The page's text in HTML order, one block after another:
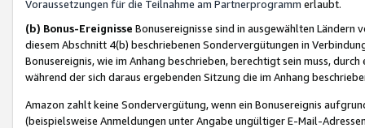
Voraussetzungen für die Teilnahme am Partnerprogramm erlaubt.
(b) Bonus-Ereignisse Bonusereignisse sind in ausgewählten Ländern
diesem Abschnitt 4(b) beschriebenen Sondervergütungen in
Bonusereignis, wie im Anhang beschrieben, berechtigt sein muss,
während der sich daraus ergebenden Sitzung die im Anhang
Amazon zahlt keine Sondervergütung, wenn ein Bonusereignis
(beispielsweise Anmeldungen unter Angabe ungültiger E-Mail-